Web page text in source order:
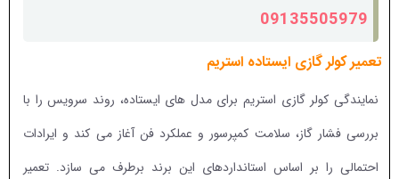
09135505979
تعمیر کولر گازی ایستاده استریم
نمایندگی کولر گازی استریم برای مدل های ایستاده، روند سرویس را با
بررسی فشار گاز، سلامت کمپرسور و عملکرد فن آغاز می کند و ایرادات
احتمالی را بر اساس استانداردهای این برند برطرف می سازد. تعمیر